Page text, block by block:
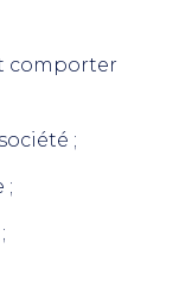
comporter
;
;